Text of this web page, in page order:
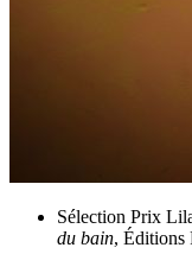
Sélection Prix
du bain, Éditions